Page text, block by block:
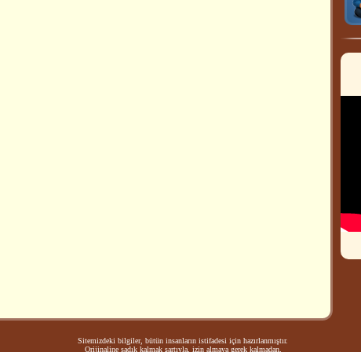
Sitemizdeki bilgiler, bütün insanların istifadesi için hazırlanmıştır.
Orijinaline sadık kalmak şartıyla, izin almaya gerek kalmadan,